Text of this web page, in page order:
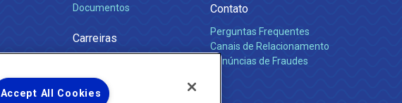
Documentos
Carreiras
Contato
Perguntas Frequentes
Canais de Relacionamento
Denúncias de Fraudes
Accept All Cookies